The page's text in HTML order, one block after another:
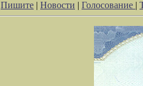
Пишите | Новости | Голосование |